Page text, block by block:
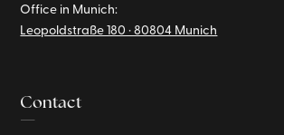
Office in Munich:
Leopoldstraße 180 · 80804 Munich
Contact
—